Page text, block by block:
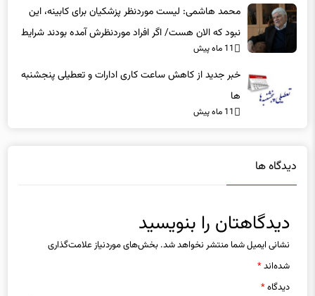
محمد هاشمی: لیست موردنظر پزشکیان برای کابینه، این
نبود که الان هست/ اگر افراد موردنظرش آمده بودند شرایط
بهتر بود
11 ماه پیش
خبر جدید از کاهش ساعت کاری ادارات و تعطیلی پنجشنبه
ها
11 ماه پیش
دیدگاه ها
دیدگاهتان را بنویسید
نشانی ایمیل شما منتشر نخواهد شد. بخش‌های موردنیاز علامت‌گذاری
شده‌اند*
دیدگاه*